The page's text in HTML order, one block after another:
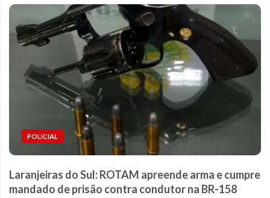
POLICIAL
Laranjeiras do Sul: ROTAM apreende arma e cumpre
mandado de prisão contra condutor na BR-158